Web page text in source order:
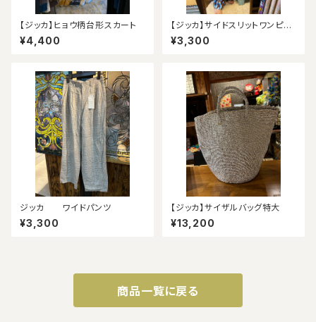
【ジッカ】ヒョウ柄台形スカート
¥4,400
【ジッカ】サイドスリットワンピー
ス（アウトレット）
¥3,300
ジッカ ワイドパンツ
¥3,300
【ジッカ】サイザルバッグ特大
¥13,200
商品一覧に戻る